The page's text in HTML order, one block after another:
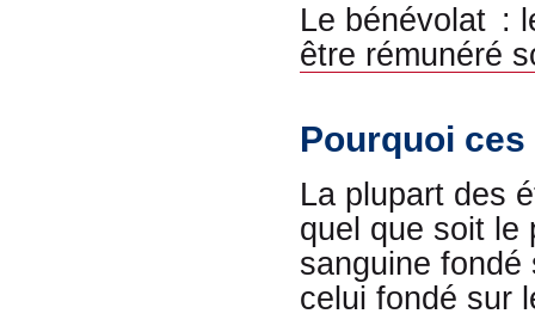
Le bénévolat :
être rémunéré
Pourquoi
La plupart des
quel que soit le
sanguine
celui fondé sur